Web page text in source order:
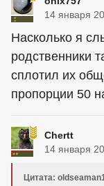
14 января
Насколько я
родственники
сплотил их
пропорции 50
Chertt
14 января
Цитата: